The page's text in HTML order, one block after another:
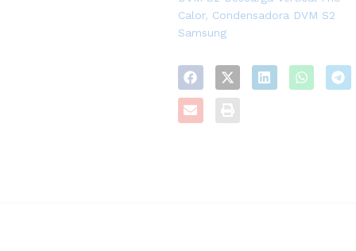
Pump, 380V-
3F_VEP150N432N_Cat
ODU_VRF Lennox_18HP, Heat
Pump, 380V-
3F_VEP171N432N_Cat
15F30_Submittal
Calor, Condensadora DVM S2
Samsung